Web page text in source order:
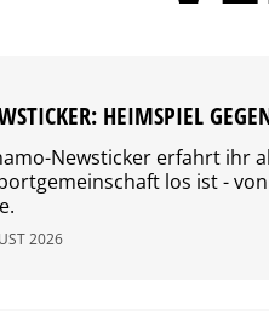
HEIMSPIEL
Newsticker erfahrt ihr
los ist -
2026